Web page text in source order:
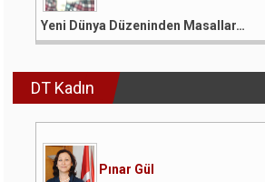
Yeni Dünya Düzeninden Masallar…
DT Kadın
Pınar Gül